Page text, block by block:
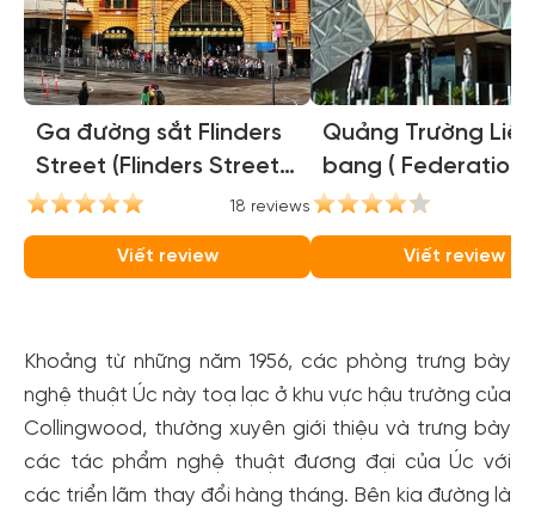
Ga đường sắt Flinders
Street (Flinders Street
Station)
18 reviews
Viết review
Quảng Trường Liên
bang ( Federation
Square )
Viết review
Khoảng từ những năm 1956, các phòng trưng bày
nghệ thuật Úc này toạ lạc ở khu vực hậu trường của
Collingwood, thường xuyên giới thiệu và trưng bày
các tác phẩm nghệ thuật đương đại của Úc với
các triển lãm thay đổi hàng tháng. Bên kia đường là